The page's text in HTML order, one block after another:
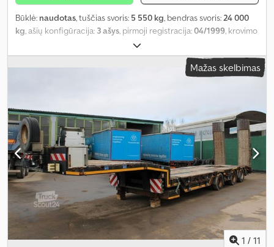
Būklė: naudotas, tuščias svoris: 5 550 kg, bendras svoris:24 000
kg, ašių konfigūracija: 3 ašys, pirmoji registracija:04/1999, krovimo
, krovinių skyriaus plotis:
erdvės aukštis:780 mm, krovinio erdvės tūris:12 m³, pakaba:oras,
padangos dydis:
3 200 mm, spalva:
Mažas skelbimas
1 / 11